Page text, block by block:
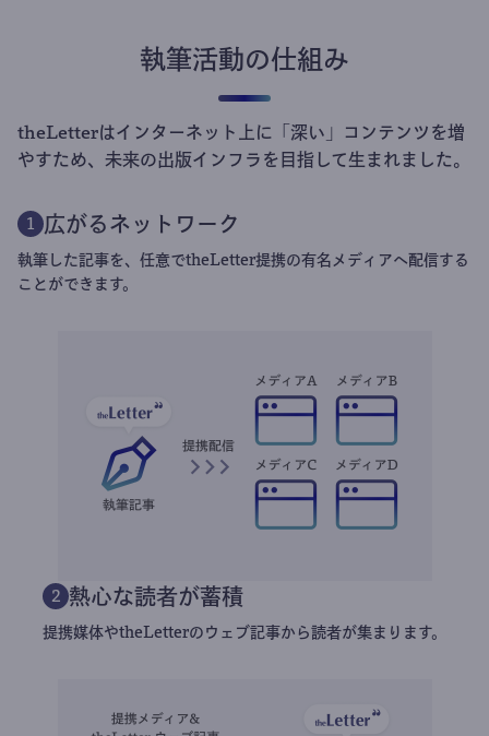
執筆活動の仕組み
theLetterはインターネット上に「深い」コンテンツを増
やすため、未来の出版インフラを目指して生まれました。
1 広がるネットワーク
執筆した記事を、任意でtheLetter提携の有名メディアへ配信する
ことができます。
2 熱心な読者が蓄積
提携媒体やtheLetterのウェブ記事から読者が集まります。